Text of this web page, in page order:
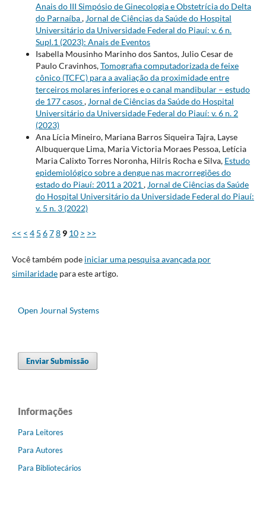
Anais do III Simpósio de Ginecologia e Obstetrícia do Delta
do Parnaíba, Jornal de Ciências da Saúde do Hospital
Universitário da Universidade Federal do Piauí: v. 6 n.
Supl.1 (2023): Anais de Eventos
Isabella Mousinho Marinho dos Santos, Julio Cesar de
Paulo Cravinhos,Tomografia computadorizada de feixe
cônico (TCFC) para a avaliação da proximidade entre
terceiros molares inferiores e o canal mandibular – estudo
de 177 casos, Jornal de Ciências da Saúde do Hospital
Universitário da Universidade Federal do Piauí: v. 6 n. 2
(2023)
Ana Lícia Mineiro, Mariana Barros Siqueira Tajra, Layse
Albuquerque Lima, Maria Victoria Moraes Pessoa, Letícia
Maria Calixto Torres Noronha, Hilris Rocha e Silva, Estudo
epidemiológico sobre a dengue nas macrorregiões do
estado do Piauí: 2011 a 2021 , Jornal de Ciências da Saúde
do Hospital Universitário da Universidade Federal do Piauí:
v. 5 n. 3 (2022)
<< < 4 5 6789 10 > >>
Você também pode iniciar uma pesquisa avançada por
similaridadepara este artigo.
Open Journal Systems
Enviar Submissão
Informações
Para Leitores
Para Autores
Para Bibliotecários